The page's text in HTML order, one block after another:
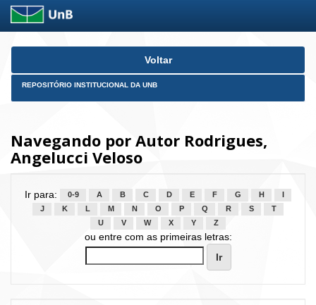
Skip
Voltar
REPOSITÓRIO INSTITUCIONAL DA UNB
Navegando por Autor Rodrigues,
Angelucci Veloso
Ir para: 0-9 A B C D E F G H
J
K L M N O P Q R S
T
U
V W X Y Z
ou entre com as primeiras letras: